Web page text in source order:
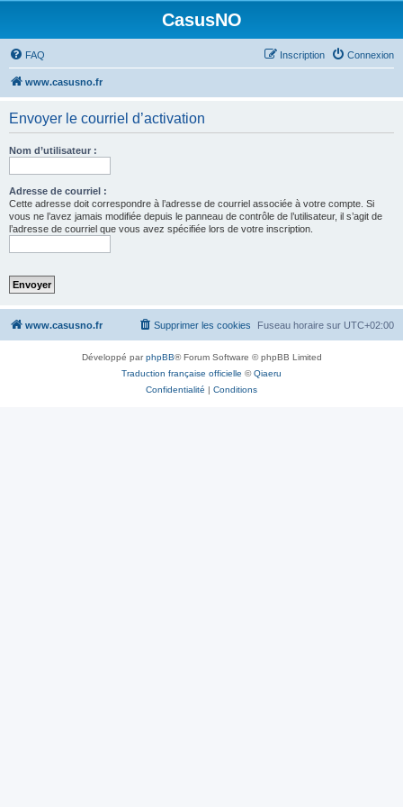
CasusNO
FAQ Connexion
Inscription
www.casusno.fr
Envoyer le courriel d’activation
Nom d’utilisateur :
Adresse de courriel :
Cette adresse doit correspondre à l’adresse de courriel associée à votre compte. Si
vous ne l’avez jamais modifiée depuis le panneau de contrôle de l’utilisateur, il s’agit de
l’adresse de courriel que vous avez spécifiée lors de votre inscription.
www.casusno.fr Fuseau horaire sur UTC+02:00
Supprimer les cookies
Développé parphpBB® Forum Software © phpBB Limited
Traduction française officielle ©Qiaeru
Confidentialité | Conditions